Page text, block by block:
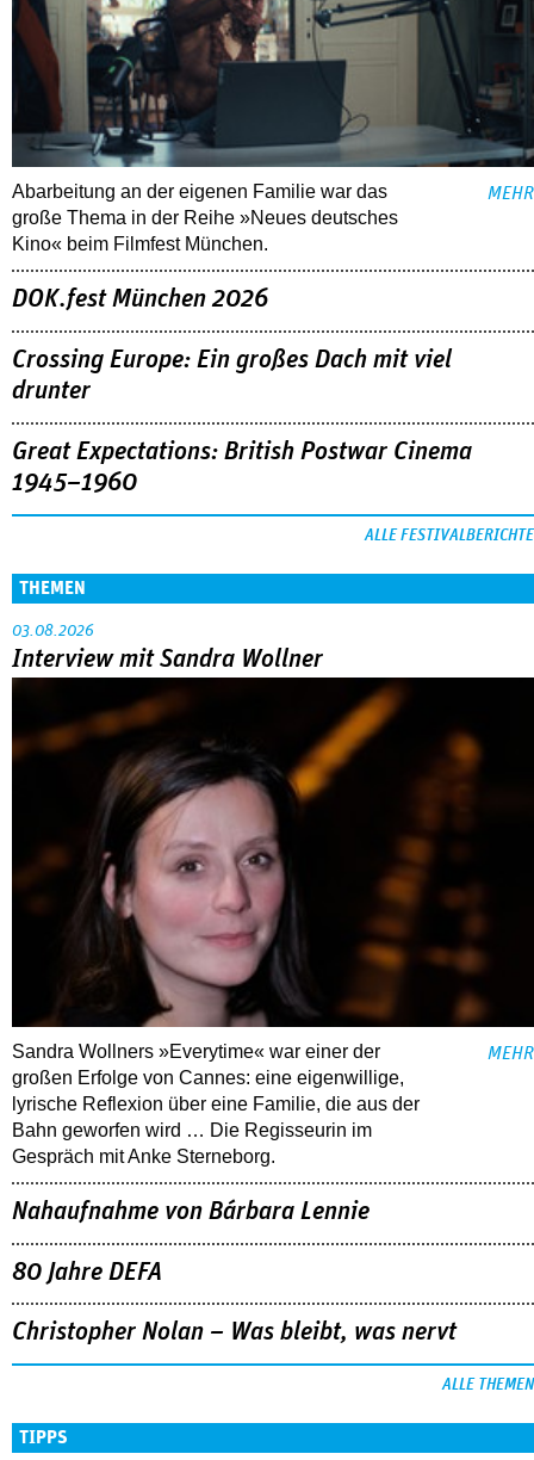
Abarbeitung an der eigenen Familie war das
große Thema in der Reihe »Neues deutsches
Kino« beim Filmfest München.
MEHR
DOK.fest München 2026
Crossing Europe: Ein großes Dach mit viel
drunter
Great Expectations: British Postwar Cinema
1945–1960
ALLE FESTIVALBERICHTE
THEMEN
03.08.2026
Interview mit Sandra Wollner
Sandra Wollners »Everytime« war einer der
großen Erfolge von Cannes: eine eigenwillige,
lyrische Reflexion über eine ­Familie, die aus der
Bahn geworfen wird … Die Regisseurin im
Gespräch mit Anke Sterneborg.
MEHR
Nahaufnahme von Bárbara Lennie
80 Jahre DEFA
Christopher Nolan – Was bleibt, was nervt
ALLE THEMEN
TIPPS